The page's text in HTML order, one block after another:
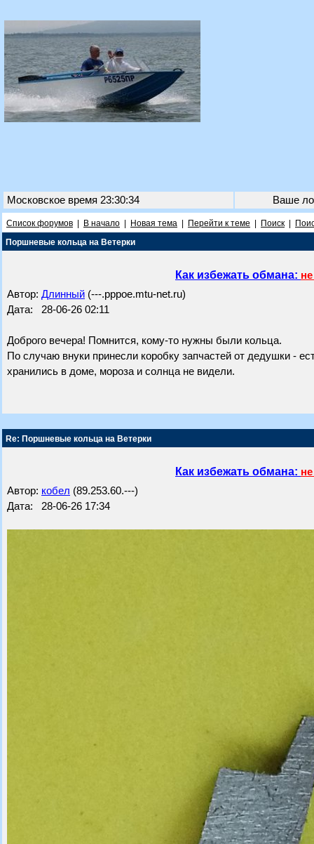
Московское время 23:30:34 Ваше
Список форумов В начало Новая тема Перейти к теме Поиск
Поршневые кольца на Ветерки
Как избежать обмана:
Автор: Длинный (---.pppoe.mtu-net.ru)
Дата: 28-06-26 02:11
Доброго вечера! Помнится, кому-то нужны были кольца.
По случаю внуки принесли коробку запчастей от дедушки -
хранились в доме, мороза и солнца не видели.
Re: Поршневые кольца на Ветерки
Как избежать обмана:
Автор: кобел (89.253.60.---)
Дата: 28-06-26 17:34